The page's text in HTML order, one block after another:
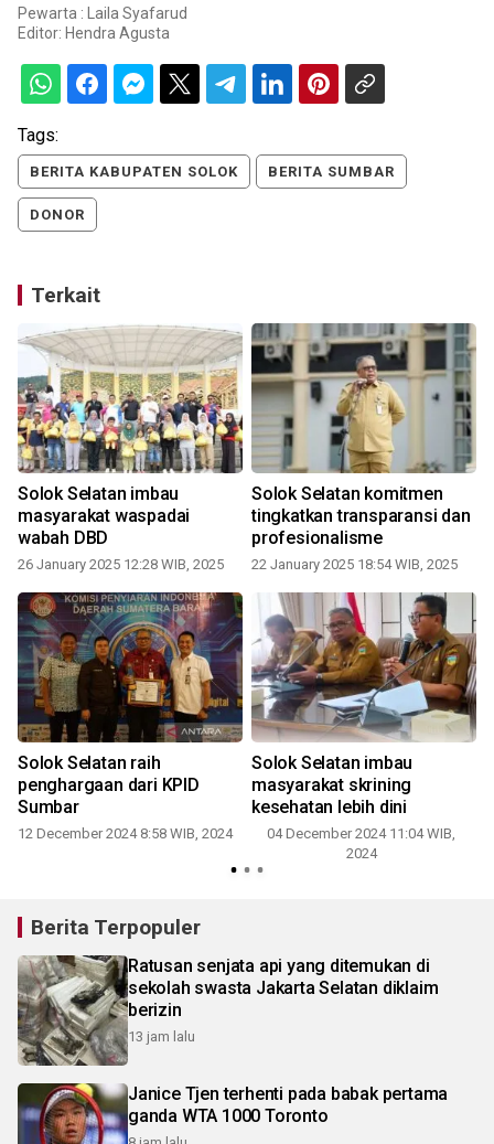
Pewarta : Laila Syafarud
Editor: Hendra Agusta
Tags:
BERITA KABUPATEN SOLOK BERITA SUMBAR
DONOR
Terkait
Solok Selatan imbau
masyarakat waspadai
wabah DBD
26 January 2025 12:28 WIB, 2025
Solok Selatan komitmen
tingkatkan transparansi dan
profesionalisme
22 January 2025 18:54 WIB, 2025
Solok Selatan raih
penghargaan dari KPID
Sumbar
12 December 2024 8:58 WIB, 2024
Solok Selatan imbau
masyarakat skrining
kesehatan lebih dini
04 December 2024 11:04 WIB,
2024
Berita Terpopuler
Ratusan senjata api yang ditemukan di
sekolah swasta Jakarta Selatan diklaim
berizin
13 jam lalu
Janice Tjen terhenti pada babak pertama
ganda WTA 1000 Toronto